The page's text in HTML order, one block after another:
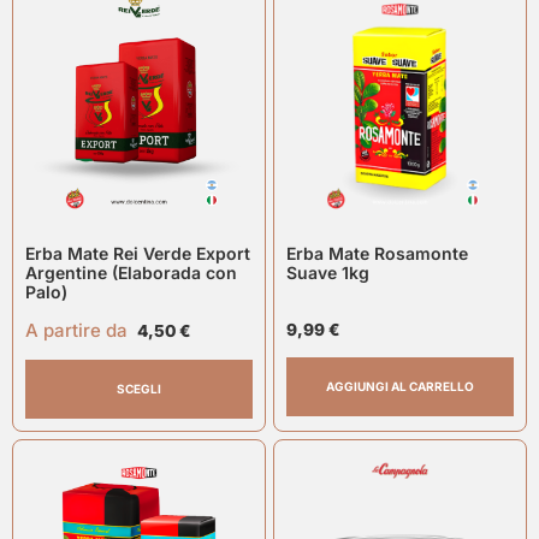
Erba Mate Rei Verde Export
Argentine (Elaborada con
Palo)
A partire da 4,50€
SCEGLI
Erba Mate Rosamonte
Suave 1kg
9,99€
AGGIUNGI AL CARRELLO